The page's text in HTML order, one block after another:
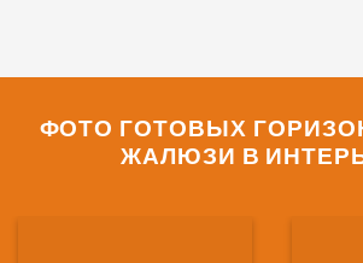
ФОТО ГОТОВЫХ
ЖАЛЮЗИ В